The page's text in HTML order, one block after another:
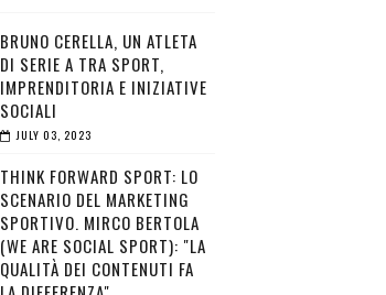
BRUNO CERELLA, UN ATLETA
DI SERIE A TRA SPORT,
IMPRENDITORIA E INIZIATIVE
SOCIALI
JULY 03, 2023
THINK FORWARD SPORT: LO
SCENARIO DEL MARKETING
SPORTIVO. MIRCO BERTOLA
(WE ARE SOCIAL SPORT): "LA
QUALITÀ DEI CONTENUTI FA